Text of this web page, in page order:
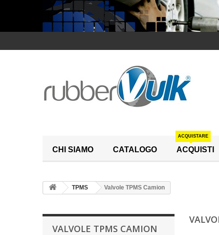
CHI SIAMO CATALOGO ACQUISTI
ACQUISTARE
TPMS Valvole TPMS Camion
VALVOLE TPMS CAMION